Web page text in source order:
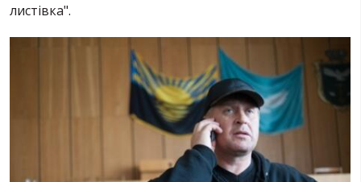
листівка".